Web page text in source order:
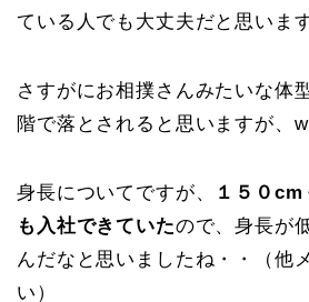
ている人でも大丈夫だと思いま
さすがにお相撲さんみたいな体
階で落とされると思いますが、w
身長についてですが、
１５０
も入社できていたので、身長が
んだなと思いましたね・・（他
い）